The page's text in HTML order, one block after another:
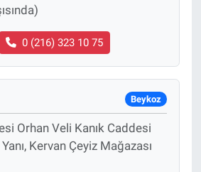
0 (216) 323 10 75
Beykoz
Orhan Veli Kanık Caddesi
Kervan Çeyiz Mağazası